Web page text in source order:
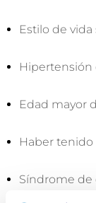
Estilo de
Hipertensión
Edad mayor
Haber
Síndrome de